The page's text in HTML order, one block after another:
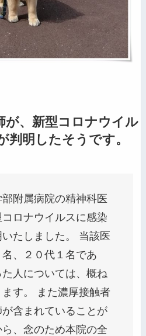
が、新型コロナウイル
判明したそうです。
附属病院の精神科医
ロナウイルスに感染
たしました。 当該医
、２０代１名であ
人については、概ね
す。 また濃厚接触者
含まれていることが
、念のため本院の全